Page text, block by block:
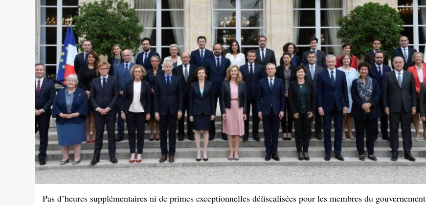
Pas d’heures supplémentaires ni de primes exceptionnelles défiscalisées pour les membres du gouvernement